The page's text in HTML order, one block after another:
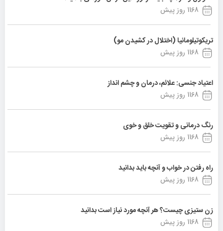
1168 روز پیش
تریکوتیلومانیا (اختلال در کشیدن مو)
1168 روز پیش
اعتیاد جنسی: علائم، درمان و چشم انداز
1168 روز پیش
رنگ درمانی و تقویت خلق و خوی
1168 روز پیش
راه رفتن در خواب و آنچه باید بدانید
1168 روز پیش
زن ستیزی چیست؟ هر آنچه مورد نیاز است بدانید
1168 روز پیش